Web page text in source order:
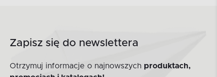
Zapisz się do newslettera
Otrzymuj informacje o najnowszych produktach,